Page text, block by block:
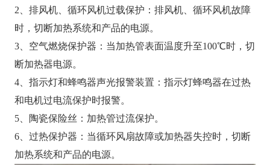
2、排风机、循环风机过载保护：排风机、循环风机故障
时，切断加热系统和产品的电源。
3、空气燃烧保护器：当加热管表面温度升至100℃时，切
断加热器电源。
4、指示灯和蜂鸣器声光报警装置：指示灯蜂鸣器在过热
和电机过电流保护时报警。
5、陶瓷保险丝：加热管过流保护。
6、过热保护器：当循环风扇故障或加热器失控时，切断
加热系统和产品的电源。